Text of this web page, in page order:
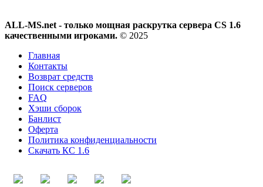
ALL-MS.net - только мощная раскрутка сервера CS 1.6
качественными игроками. © 2025
Главная
Контакты
Возврат средств
Поиск серверов
FAQ
Хэши сборок
Банлист
Оферта
Политика конфиденциальности
Скачать КС 1.6